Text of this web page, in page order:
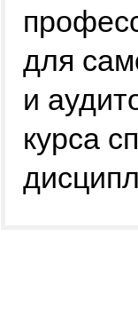
для
и
курса